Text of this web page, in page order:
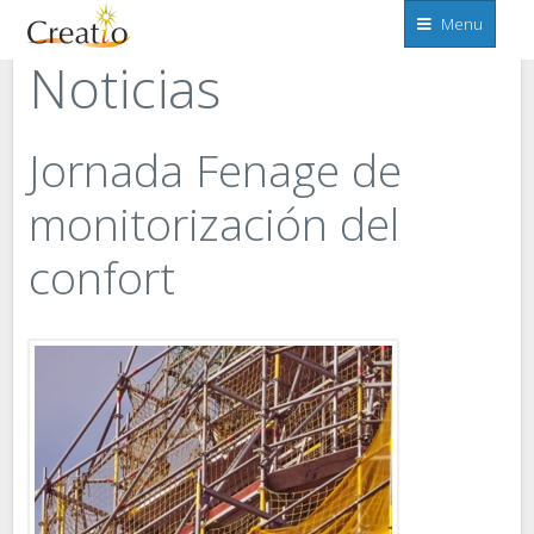
Menu
Sistemas
monitorización
Inicio Soporte y contacto
Noticias
Jornada Fenage de
monitorización del
confort